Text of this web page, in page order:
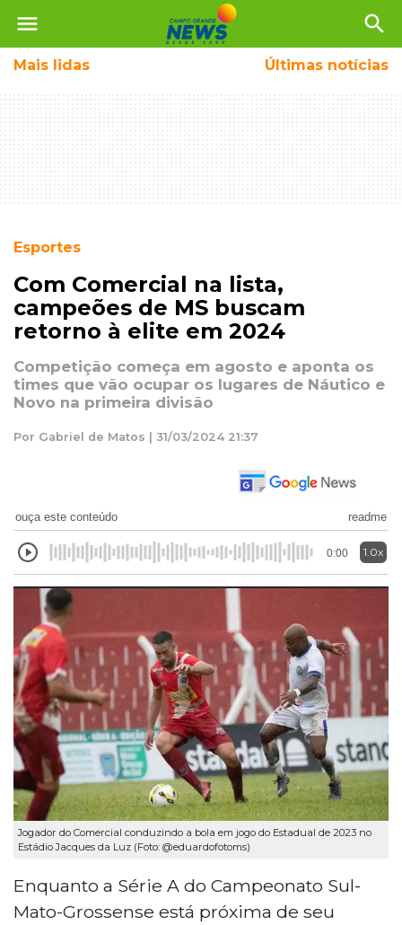
menu search
Mais lidas Últimas notícias
Esportes
Com Comercial na lista,
campeões de MS buscam
retorno à elite em 2024
Competição começa em agosto e aponta os
times que vão ocupar os lugares de Náutico e
Novo na primeira divisão
Por Gabriel de Matos | 31/03/2024 21:37
ouça este conteúdo readme
0:00 1.0x
Jogador do Comercial conduzindo a bola em jogo do Estadual de 2023 no
Estádio Jacques da Luz (Foto: @eduardofotoms)
Enquanto a Série A do Campeonato Sul-
Mato-Grossense está próxima de seu